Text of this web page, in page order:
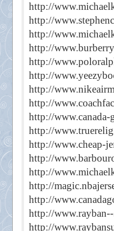
http://
http://
http://
http://
http://
http://
http://
http://
http://www.canada-
http://
http://www.cheap-
http://
http://
http://
http://
http://
http://